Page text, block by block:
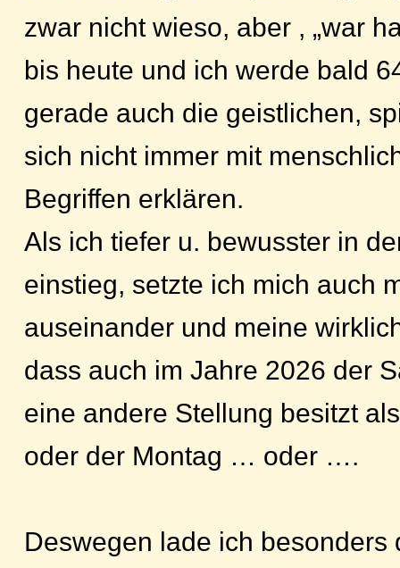
zwar nicht wieso, aber , „war
bis heute und ich werde bald
gerade auch die geistlichen,
sich nicht immer mit
Begriffen erklären.
Als ich tiefer u. bewusster in
einstieg, setzte ich mich auch
auseinander und meine
dass auch im Jahre 2026 der
eine andere Stellung besitzt
oder der Montag … oder ….
Deswegen lade ich besonders